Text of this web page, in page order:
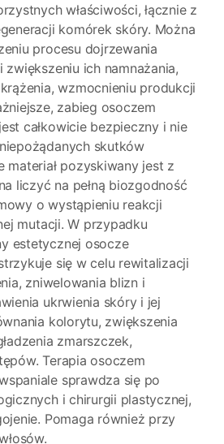
właściwości, łącznie z
komórek skóry. Można
procesu dojrzewania
ich namnażania,
wzmocnieniu produkcji
zabieg osoczem
całkowicie bezpieczny i nie
skutków
materiał pozyskiwany jest z
liczyć na pełną biozgodność
o wystąpieniu reakcji
mutacji. W przypadku
estetycznej osocze
się w celu rewitalizacji
zniwelowania blizn i
ukrwienia skóry i jej
kolorytu, zwiększenia
zmarszczek,
Terapia osoczem
sprawdza się po
i chirurgii plastycznej,
Pomaga również przy